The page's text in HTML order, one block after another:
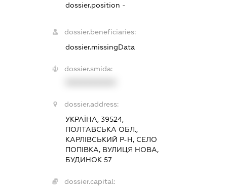
dossier.position -
dossier.beneficiaries:
dossier.missingData
dossier.smida:
dossier.address:
УКРАЇНА, 39524,
ПОЛТАВСЬКА ОБЛ.,
КАРЛІВСЬКИЙ Р-Н, СЕЛО
ПОПІВКА, ВУЛИЦЯ НОВА,
БУДИНОК 57
dossier.capital: